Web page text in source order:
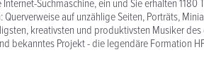
Suchmaschine, ein und Sie erhalten 1180
auf unzählige Seiten, Porträts,
kreativsten und produktivsten Musiker
bekanntes Projekt - die legendäre Formation